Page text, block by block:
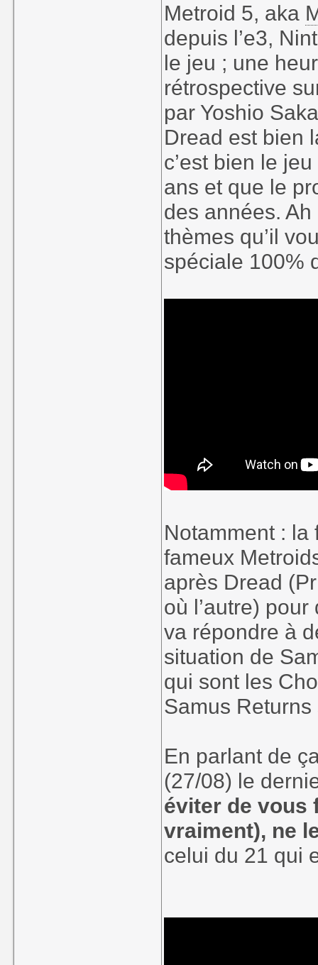
Metroid 5, aka
depuis l’e3,
le jeu ; une
rétrospective
par Yoshio
Dread est bien
c’est bien le
ans et que le
des années.
thèmes qu’il
spéciale 100%
Notamment : la
fameux
après Dread
où l’autre)
va répondre à
situation de
qui sont les
Samus
En parlant de
(27/08) le
éviter de vous
vraiment), ne
celui du 21 qui